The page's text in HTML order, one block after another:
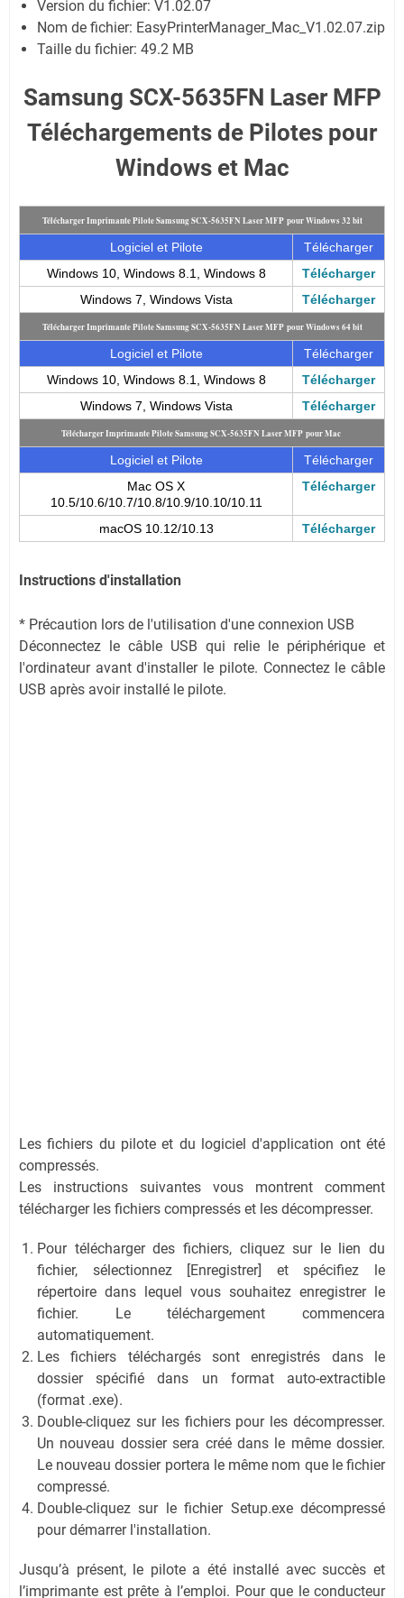
Version du fichier: V1.02.07
Nom de fichier: EasyPrinterManager_Mac_V1.02.07.zip
Taille du fichier: 49.2 MB
Samsung SCX-5635FN Laser MFP
Téléchargements de Pilotes pour
Windows et Mac
Télécharger Imprimante Pilote Samsung SCX-5635FN Laser MFP pour Windows 32 bit
Logiciel et Pilote
Télécharger
Windows 10, Windows 8.1, Windows 8
Télécharger
Windows 7, Windows Vista
Télécharger
Télécharger Imprimante Pilote Samsung SCX-5635FN Laser MFP pour Windows 64 bit
Logiciel et Pilote
Télécharger
Windows 10, Windows 8.1, Windows 8
Télécharger
Windows 7, Windows Vista
Télécharger
Télécharger Imprimante Pilote Samsung SCX-5635FN Laser MFP pour Mac
Logiciel et Pilote
Télécharger
Mac OS X
10.5/10.6/10.7/10.8/10.9/10.10/10.11
Télécharger
macOS 10.12/10.13 Télécharger
Instructions d'installation
* Précaution lors de l'utilisation d'une connexion USB
Déconnectez le câble USB qui relie le périphérique et
l'ordinateur avant d'installer le pilote. Connectez le câble
USB après avoir installé le pilote.
Les fichiers du pilote et du logiciel d'application ont été
compressés.
Les instructions suivantes vous montrent comment
télécharger les fichiers compressés et les décompresser.
Pour télécharger des fichiers, cliquez sur le lien du
fichier, sélectionnez [Enregistrer] et spécifiez le
répertoire dans lequel vous souhaitez enregistrer le
fichier. Le téléchargement commencera
automatiquement.
Les fichiers téléchargés sont enregistrés dans le
dossier spécifié dans un format auto-extractible
(format .exe).
Double-cliquez sur les fichiers pour les décompresser.
Un nouveau dossier sera créé dans le même dossier.
Le nouveau dossier portera le même nom que le fichier
compressé.
Double-cliquez sur le fichier Setup.exe décompressé
pour démarrer l'installation.
Jusqu’à présent, le pilote a été installé avec succès et
l’imprimante est prête à l’emploi. Pour que le conducteur